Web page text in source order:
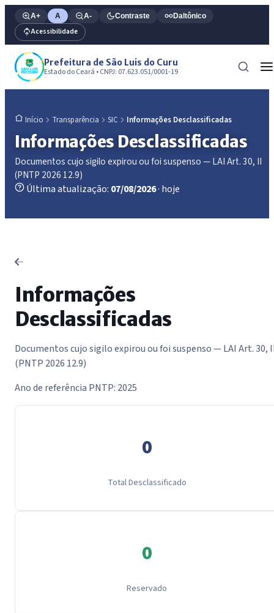
A+ A A- Contraste Daltônico
Acessibilidade
Prefeitura de São Luis do Curu
Estado do Ceará • CNPJ: 07.623.051/0001-19
Início Transparência SIC Informações Desclassificadas
Informações Desclassificadas
Documentos cujo sigilo expirou ou foi suspenso — LAI Art. 30, II
(PNTP 2026 12.9)
Última atualização: 07/08/2026· hoje
Informações
Desclassificadas
Documentos cujo sigilo expirou ou foi suspenso — LAI Art. 30,
(PNTP 2026 12.9)
Ano de referência PNTP: 2025
0
Total Desclassificado
0
Reservado